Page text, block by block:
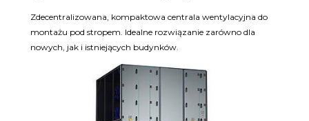
Zdecentralizowana, kompaktowa centrala wentylacyjna do
montażu pod stropem. Idealne rozwiązanie zarówno dla
nowych, jak i istniejących budynków.